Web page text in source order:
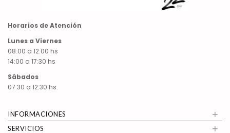
Horarios de Atención
Lunes a Viernes
08:00 a 12:00 hs
14:00 a 17:30 hs
Sábados
07:30 a 12:30 hs.
INFORMACIONES +
SERVICIOS +